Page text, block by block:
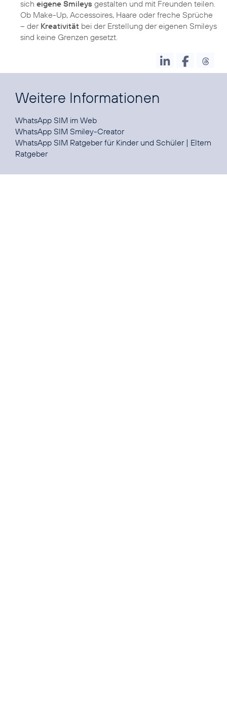
sich eigene Smileys gestalten und mit Freunden teilen.
Ob Make-Up, Accessoires, Haare oder freche Sprüche
– der Kreativität bei der Erstellung der eigenen Smileys
sind keine Grenzen gesetzt.
Weitere Informationen
WhatsApp SIM im Web
WhatsApp SIM Smiley-Creator
WhatsApp SIM Ratgeber für Kinder und Schüler| Eltern
Ratgeber